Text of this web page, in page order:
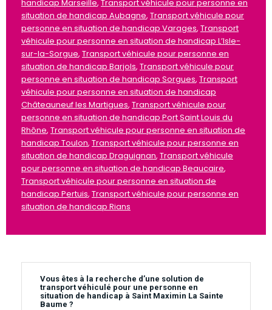
handicap Marseille, Transport véhicule pour personne en
situation de handicap Aubagne, Transport véhicule pour
personne en situation de handicap Varages, Transport
véhicule pour personne en situation de handicap L’Isle-
sur-la-Sorgue, Transport véhicule pour personne en
situation de handicap Barjols, Transport véhicule pour
personne en situation de handicap Sorgues, Transport
véhicule pour personne en situation de handicap
Châteauneuf les Martigues, Transport véhicule pour
personne en situation de handicap Port Saint Louis du
Rhône, Transport véhicule pour personne en situation de
handicap Toulon, Transport véhicule pour personne en
situation de handicap Draguignan, Transport véhicule
pour personne en situation de handicap Beaucaire,
Transport véhicule pour personne en situation de
handicap Pertuis, Transport véhicule pour personne en
situation de handicap Rians
Vous êtes à la recherche d’une solution de
transport véhiculé pour une personne en
situation de handicap à Saint Maximin La Sainte
Baume ?